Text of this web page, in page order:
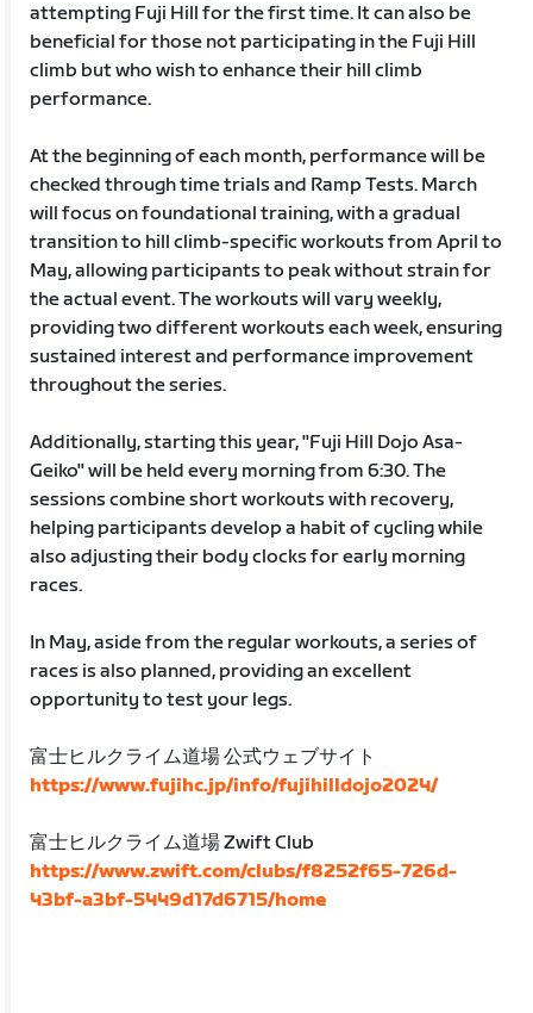
attempting Fuji Hill for the first time. It can also be
beneficial for those not participating in the Fuji Hill
climb but who wish to enhance their hill climb
performance.
At the beginning of each month, performance will be
checked through time trials and Ramp Tests. March
will focus on foundational training, with a gradual
transition to hill climb-specific workouts from April to
May, allowing participants to peak without strain for
the actual event. The workouts will vary weekly,
providing two different workouts each week, ensuring
sustained interest and performance improvement
throughout the series.
Additionally, starting this year, "Fuji Hill Dojo Asa-
Geiko" will be held every morning from 6:30. The
sessions combine short workouts with recovery,
helping participants develop a habit of cycling while
also adjusting their body clocks for early morning
races.
In May, aside from the regular workouts, a series of
races is also planned, providing an excellent
opportunity to test your legs.
富士ヒルクライム道場 公式ウェブサイト
https://www.fujihc.jp/info/fujihilldojo2024/
富士ヒルクライム道場 Zwift Club
https://www.zwift.com/clubs/f8252f65-726d-
43bf-a3bf-5449d17d6715/home